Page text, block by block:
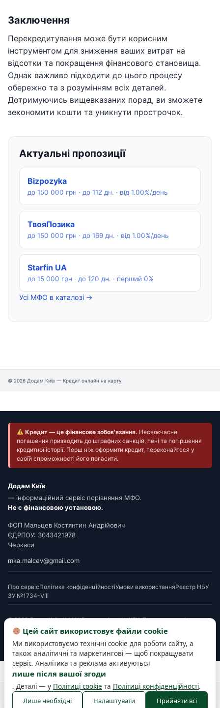
Заключення
Перекредитування може бути корисним
інструментом для зниження ваших витрат на
відсотки та покращення фінансового становища.
Однак важливо підходити до цього процесу
обережно та з розумінням всіх деталей.
Дотримуючись вищевказаних порад, ви зможете
зекономити кошти та уникнути прострочок.
Актуальні пропозиції
Bizpozyka
до 150 000 грн · до 112 дн. · від 1.00%/день
ТвояПозика
до 150 000 грн · до 169 дн. · від 1.00%/день
Starfin UA
до 15 000 грн · до 120 дн. · перший 0%
Усі МФО в каталозі →
© 2026 Додам Київ — Кредит онлайн на карту
Кредит — це фінансове зобов'язання. Несвоєчасне
погашення призводить до штрафних санкцій, пені та погіршення
кредитної історії. Перш ніж оформити кредит, переконайтеся у
своїй спроможності його погасити.
Додам Київ
— інформаційний сервіс порівняння МФО.
Не є фінансовою установою.
ФОП Мальцев Костянтин Андрійович
ЄДРПОУ: 3043421978
Черкаси
mka.malcev@gmail.com
Про сервісПолітика конфіденційностіУмови використанняРеєстр НБУ
ЗУ №1734-VIII
© 2026 Додам Київ. Усі МФО мають ліцензію НБУ. Посилання на офери є
партнерськими. Перед підписанням ознайомтеся з Паспортом споживчого
кредиту. Деякі матеріали готуються з використанням AI-інструментів і
верифікуються редакцією.
Розробка та підтримка сайту —
Цей сайт використовує файли cookie
Ми використовуємо технічні cookie для роботи сайту, а
також аналітичні та маркетингові — щоб покращувати
сервіс. Аналітика та реклама активуються
лише після вашої згоди
. Деталі — у Політиці cookie та Політиці конфіденційності.
Лише необхідні
Налаштувати Прийняти всі
Політика конфіденційності Політика cookie
Правила користування